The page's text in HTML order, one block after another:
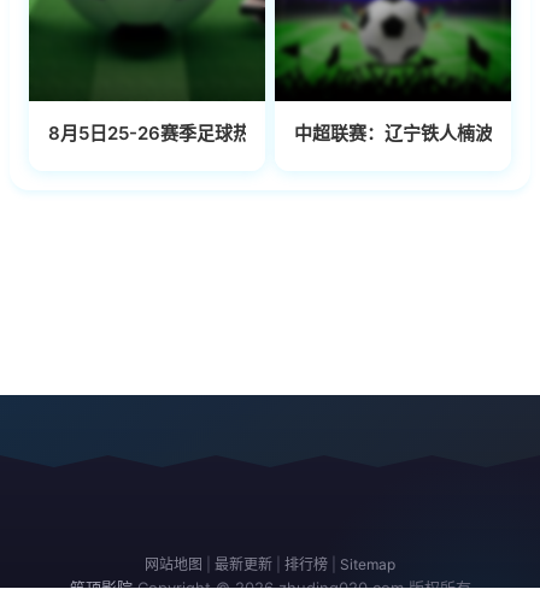
8月5日25-26赛季足球热身 切尔西VS尤文图斯
中超联赛：辽宁铁人楠波湾
网站地图 最新更新 排行榜 Sitemap
筑顶影院 Copyright © 2026 zhuding020.com 版权所有